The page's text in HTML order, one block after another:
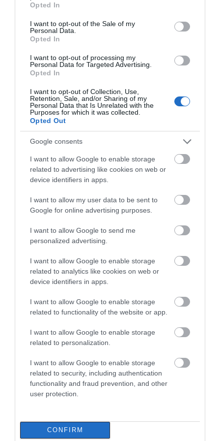
use your data for below specified purposes in below Google
consent section.
Opted In
I want to opt-out of the Sale of my
Personal Data.
Opted In
I want to opt-out of processing my
Personal Data for Targeted Advertising.
Opted In
I want to opt-out of Collection, Use,
Retention, Sale, and/or Sharing of my
Personal Data that Is Unrelated with the
Purposes for which it was collected.
Opted Out
Google consents
I want to allow Google to enable storage
related to advertising like cookies on web or
device identifiers in apps.
I want to allow my user data to be sent to
Google for online advertising purposes.
I want to allow Google to send me
personalized advertising.
I want to allow Google to enable storage
related to analytics like cookies on web or
device identifiers in apps.
I want to allow Google to enable storage
related to functionality of the website or app.
I want to allow Google to enable storage
related to personalization.
I want to allow Google to enable storage
related to security, including authentication
functionality and fraud prevention, and other
user protection.
CONFIRM
Ποιοι και γιατί θα πάρουν
07.08.2026 | 20:20
Δείτε τι έκανε Δήμος της Εύβοιας
για τις φωτιές
07.08.2026 | 20:00
Μητέρα και γιος οι νεκροί από τη
σύγκρουση αυτοκινήτου με
φορτηγό
07.08.2026 | 19:40
Ράγισαν καρδιές στην Εύβοια: Το
τελευταίο «αντίο» στον 36χρονο
επιχειρηματία
Νέο επίδομα 600 ευρώ για
07.08.2026 | 19:00
Αυτός ο δήμος της Εύβοιας πάει
στα δικαστήρια για τις
ανεμογεννήτριες
Μητέρα και γιος οι
νεκροί από τη
σύγκρουση
αυτοκινήτου με
φορτηγό
Τραγική κατάληξη είχε
η θαλάσσια εκδρομή
για 57χρονο τουρίστα
37 σπίτια κρίθηκαν
κατεδαφιστέα στο
υπέστη καρδιακό